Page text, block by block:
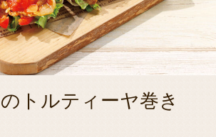
トルティーヤ巻き